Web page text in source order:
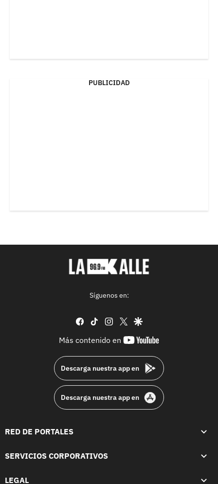
PUBLICIDAD
Síguenos en:
facebook
tiktok instagram
twittergoogle
Más contenido en
youtube-
Descarga nuestra app en
Descarga nuestra app en
RED DE PORTALES
SERVICIOS CORPORATIVOS
LEGAL